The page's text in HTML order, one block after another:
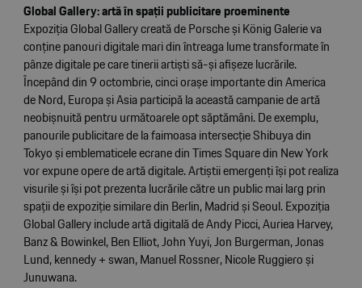
Global Gallery: artă în spații publicitare proeminente
Expoziția Global Gallery creată de Porsche și König Galerie va
conține panouri digitale mari din întreaga lume transformate în
pânze digitale pe care tinerii artiști să-și afișeze lucrările.
Începând din 9 octombrie, cinci orașe importante din America
de Nord, Europa și Asia participă la această campanie de artă
neobișnuită pentru următoarele opt săptămâni. De exemplu,
panourile publicitare de la faimoasa intersecție Shibuya din
Tokyo și emblematicele ecrane din Times Square din New York
vor expune opere de artă digitale. Artiștii emergenți își pot realiza
visurile și își pot prezenta lucrările către un public mai larg prin
spații de expoziție similare din Berlin, Madrid și Seoul. Expoziția
Global Gallery include artă digitală de Andy Picci, Auriea Harvey,
Banz & Bowinkel, Ben Elliot, John Yuyi, Jon Burgerman, Jonas
Lund, kennedy + swan, Manuel Rossner, Nicole Ruggiero și
Junuwana.